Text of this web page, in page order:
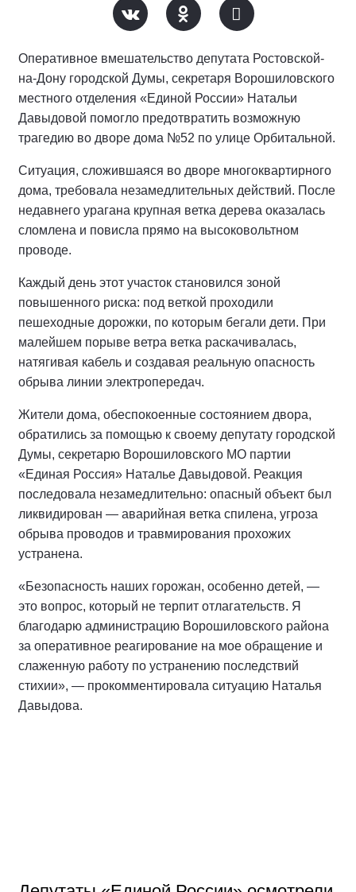
Оперативное вмешательство депутата Ростовской-
на-Дону городской Думы, секретаря Ворошиловского
местного отделения «Единой России» Натальи
Давыдовой помогло предотвратить возможную
трагедию во дворе дома №52 по улице Орбитальной.
Ситуация, сложившаяся во дворе многоквартирного
дома, требовала незамедлительных действий. После
недавнего урагана крупная ветка дерева оказалась
сломлена и повисла прямо на высоковольтном
проводе.
Каждый день этот участок становился зоной
повышенного риска: под веткой проходили
пешеходные дорожки, по которым бегали дети. При
малейшем порыве ветра ветка раскачивалась,
натягивая кабель и создавая реальную опасность
обрыва линии электропередач.
Жители дома, обеспокоенные состоянием двора,
обратились за помощью к своему депутату городской
Думы, секретарю Ворошиловского МО партии
«Единая Россия» Наталье Давыдовой. Реакция
последовала незамедлительно: опасный объект был
ликвидирован — аварийная ветка спилена, угроза
обрыва проводов и травмирования прохожих
устранена.
«Безопасность наших горожан, особенно детей, —
это вопрос, который не терпит отлагательств. Я
благодарю администрацию Ворошиловского района
за оперативное реагирование на мое обращение и
слаженную работу по устранению последствий
стихии», — прокомментировала ситуацию Наталья
Давыдова.